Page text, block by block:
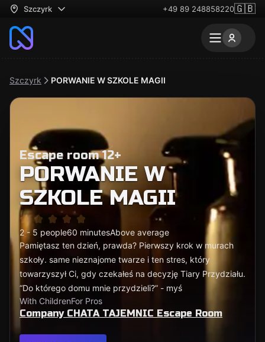
Szczyrk +49 89 248858220🇬🇧
Szczyrk PORWANIE W SZKOLE MAGII
Escape room 12+
PORWANIE W
SZKOLE MAGII
2 - 5 people60 minutesAbove average
Pamiętasz ten dzień, prawda? Pierwszy krok w murach
szkoły. same nieznajome twarze i ten stres, który
towarzyszył Ci, gdy czekałeś na decyzję Tiary Przydziału.
“Do którego domu mnie przydzieli?” - myś
With ChildrenFor Pros
Company CHATA TAJEMNIC Escape Room